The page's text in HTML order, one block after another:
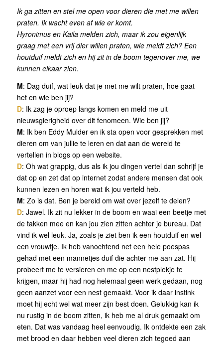
Ik ga zitten en stel me open voor dieren die met me willen
praten. Ik wacht even af wie er komt.
Hyronimus en Kaila melden zich, maar ik zou eigenlijk
graag met een vrij dier willen praten, wie meldt zich? Een
houtduif meldt zich en hij zit in de boom tegenover me, we
kunnen elkaar zien.
M: Dag duif, wat leuk dat je met me wilt praten, hoe gaat
het en wie ben jij?
D: Ik zag je oproep langs komen en meld me uit
nieuwsgierigheid over dit fenomeen. Wie ben jij?
M: Ik ben Eddy Mulder en ik sta open voor gesprekken met
dieren om van jullie te leren en dat aan de wereld te
vertellen in blogs op een website.
D: Oh wat grappig, dus als ik jou dingen vertel dan schrijf je
dat op en zet dat op internet zodat andere mensen dat ook
kunnen lezen en horen wat ik jou verteld heb.
M: Zo is dat. Ben je bereid om wat over jezelf te delen?
D: Jawel. Ik zit nu lekker in de boom en waai een beetje met
de takken mee en kan jou zien zitten achter je bureau. Dat
vind ik wel leuk. Ja, zoals je ziet ben ik een houtduif en wel
een vrouwtje. Ik heb vanochtend net een hele poespas
gehad met een mannetjes duif die achter me aan zat. Hij
probeert me te versieren en me op een nestplekje te
krijgen, maar hij had nog helemaal geen werk gedaan, nog
geen aanzet voor een nest gemaakt. Voor ik daar instink
moet hij echt wel wat meer zijn best doen. Gelukkig kan ik
nu rustig in de boom zitten, ik heb me al druk gemaakt om
eten. Dat was vandaag heel eenvoudig. Ik ontdekte een zak
met brood en daar hebben veel dieren zich tegoed aan